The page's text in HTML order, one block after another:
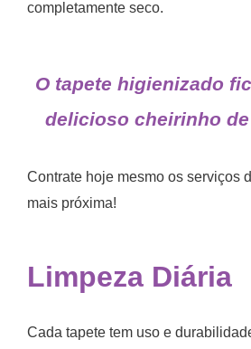
completamente seco.
O tapete higienizado
delicioso cheirinho
Contrate hoje mesmo os serviços
mais próxima!
Limpeza Diária
Cada tapete tem uso e